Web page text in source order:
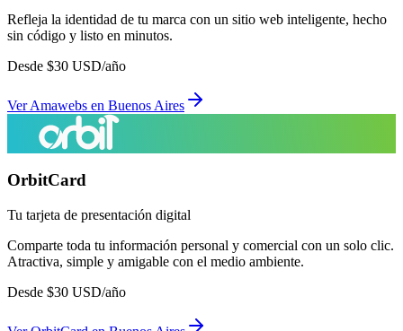
Refleja la identidad de tu marca con un sitio web inteligente, hecho
sin código y listo en minutos.
Desde $30 USD/año
VerAmawebs en Buenos Aires
OrbitCard
Tu tarjeta de presentación digital
Comparte toda tu información personal y comercial con un solo clic.
Atractiva, simple y amigable con el medio ambiente.
Desde $30 USD/año